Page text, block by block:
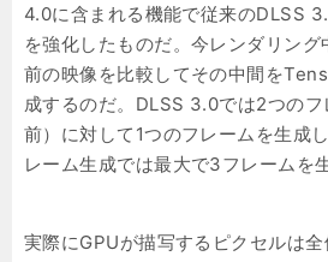
4.0に含まれる機能で従来のDLSS
を強化したものだ。今レンダリング
前の映像を比較してその中間を
成するのだ。DLSS 3.0では2つの
前）に対して1つのフレームを生成
レーム生成では最大で3フレームを
実際にGPUが描写するピクセルは